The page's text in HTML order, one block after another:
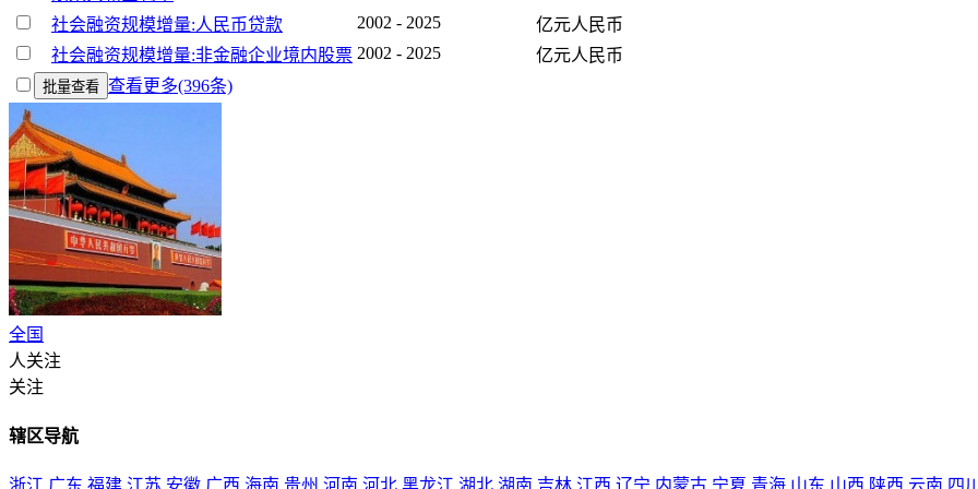
社会融资规模增量:人民币贷款
2002 - 2025
亿元人民币
社会融资规模增量:非金融企业境内股票 2002 - 2025 亿元人民币
批量查看 查看更多(396条)
全国
人关注
关注
辖区导航